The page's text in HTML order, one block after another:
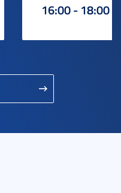
16:00 - 18:00